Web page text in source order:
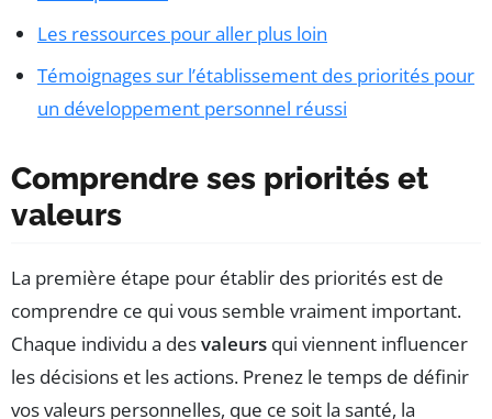
Les ressources pour aller plus loin
Témoignages sur l’établissement des priorités pour
un développement personnel réussi
Comprendre ses priorités et
valeurs
La première étape pour établir des priorités est de
comprendre ce qui vous semble vraiment important.
Chaque individu a desvaleurs qui viennent influencer
les décisions et les actions. Prenez le temps de définir
vos valeurs personnelles, que ce soit la santé, la